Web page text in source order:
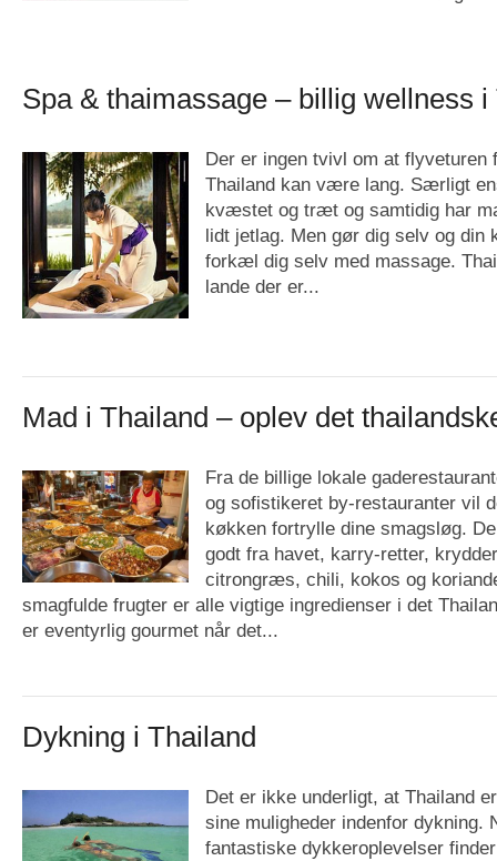
Spa & thaimassage – billig wellness i
Der er ingen tvivl om at flyveturen
Thailand kan være lang. Særligt
kvæstet og træt og samtidig har
lidt jetlag. Men gør dig selv og din
forkæl dig selv med massage.
lande der er...
Mad i Thailand – oplev det
Fra de billige lokale
og sofistikeret by-restauranter vil
køkken fortrylle dine smagsløg.
godt fra havet, karry-retter,
citrongræs, chili, kokos og
smagfulde frugter er alle vigtige ingredienser i det
er eventyrlig gourmet når det...
Dykning i Thailand
Det er ikke underligt, at Thailand
sine muligheder indenfor dykning.
fantastiske dykkeroplevelser